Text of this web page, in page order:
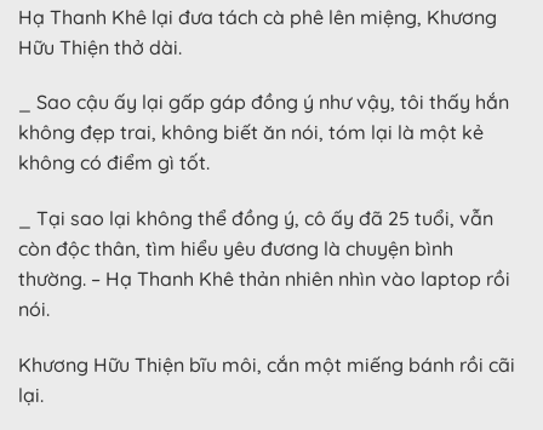
Hạ Thanh Khê lại đưa tách cà phê lên miệng, Khương
Hữu Thiện thở dài.
_ Sao cậu ấy lại gấp gáp đồng ý như vậy, tôi thấy hắn
không đẹp trai, không biết ăn nói, tóm lại là một kẻ
không có điểm gì tốt.
_ Tại sao lại không thể đồng ý, cô ấy đã 25 tuổi, vẫn
còn độc thân, tìm hiểu yêu đương là chuyện bình
thường. – Hạ Thanh Khê thản nhiên nhìn vào laptop rồi
nói.
Khương Hữu Thiện bĩu môi, cắn một miếng bánh rồi cãi
lại.